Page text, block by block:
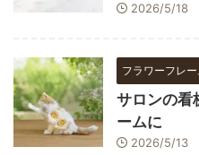
2026/5/18
フラワーフレー
サロンの看
ームに
2026/5/13